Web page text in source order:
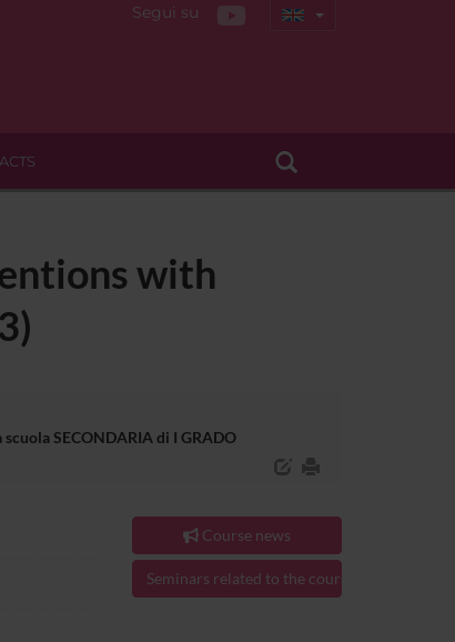
Segui su
with
SECONDARIA di I GRADO
Course news
Seminars related to the course